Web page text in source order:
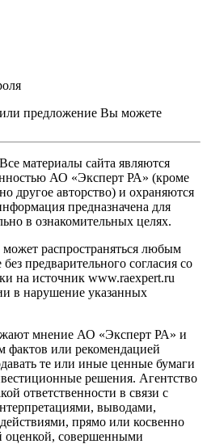
или предложение Вы можете
материалы сайта являются
АО «Эксперт РА» (кроме
другое авторство) и охраняются
предназначена для
в ознакомительных целях.
распространяться любым
предварительного согласия со
на источник www.raexpert.ru
в нарушение указанных
мнение АО «Эксперт РА» и
фактов или рекомендацией
те или иные ценные бумаги
решения. Агентство
ответственности в связи с
выводами,
прямо или косвенно
оценкой, совершенными